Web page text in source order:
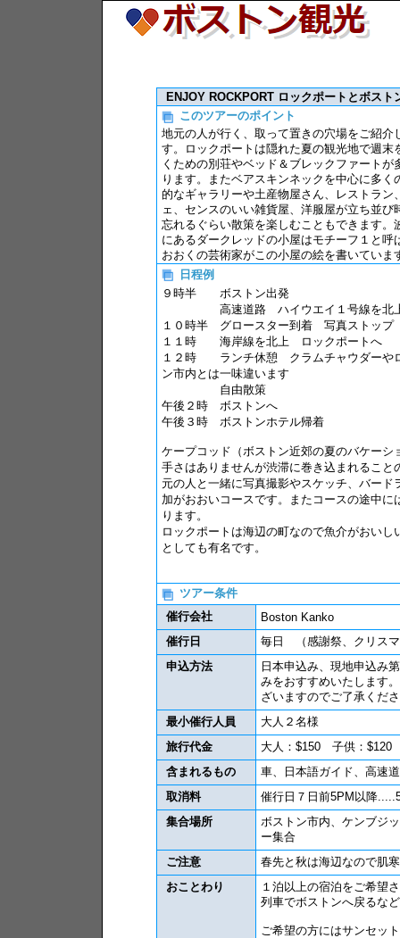
ENJOY ROCKPORT ロックポートとボスト
このツアーのポイント
地元の人が行く、取って置きの穴場をご紹介
す。ロックポートは隠れた夏の観光地で週末
くための別荘やベッド＆ブレックファートが
ります。またベアスキンネックを中心に多く
的なギャラリーや土産物屋さん、レストラン
ェ、センスのいい雑貨屋、洋服屋が立ち並び
忘れるぐらい散策を楽しむこともできます。
にあるダークレッドの小屋はモチーフ１と呼
おおくの芸術家がこの小屋の絵を書いていま
日程例
９時半 ボストン出発
高速道路 ハイウエイ１号線を北
１０時半 グロースター到着 写真ストップ
１１時 海岸線を北上 ロックポートへ
１２時 ランチ休憩 クラムチャウダーや
ン市内とは一味違います
自由散策
午後２時 ボストンへ
午後３時 ボストンホテル帰着
ケープコッド（ボストン近郊の夏のバケーシ
手さはありませんが渋滞に巻き込まれること
元の人と一緒に写真撮影やスケッチ、バード
加がおおいコースです。またコースの途中に
ります。
ロックポートは海辺の町なので魚介がおいし
としても有名です。
ツアー条件
催行会社
Boston Kanko
催行日
毎日 （感謝祭、クリス
申込方法
日本申込み、現地申込み
みをおすすめいたします
ざいますのでご了承くだ
最小催行人員
大人２名様
旅行代金
大人：$150 子供：$120
含まれるもの
車、日本語ガイド、高速
取消料
催行日７日前5PM以降
集合場所
ボストン市内、ケンブジ
ー集合
ご注意
春先と秋は海辺なので肌
おことわり
１泊以上の宿泊をご希望
列車でボストンへ戻るな
ご希望の方にはサンセッ